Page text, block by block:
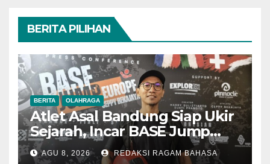
BERITA PILIHAN
BERITA OLAHRAGA
Atlet Asal Bandung Siap Ukir
Sejarah, Incar BASE Jump
dari Eiger Mushroom Swiss
AGU 8, 2026 REDAKSI RAGAM BAHASA